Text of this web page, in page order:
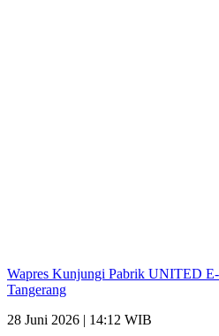
Wapres Kunjungi Pabrik UNITED
Tangerang
28 Juni 2026 | 14:12 WIB